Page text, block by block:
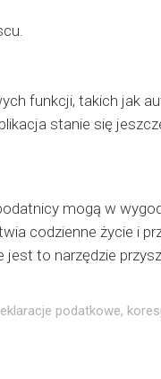
funkcji, takich jak
stanie się
mogą w
codzienne życie i
to narzędzie
podatkowe,